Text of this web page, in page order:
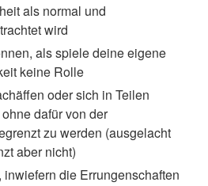
als normal und
wird
als spiele deine eigene
keine Rolle
oder sich in Teilen
dafür von der
zu werden (ausgelacht
aber nicht)
die Errungenschaften